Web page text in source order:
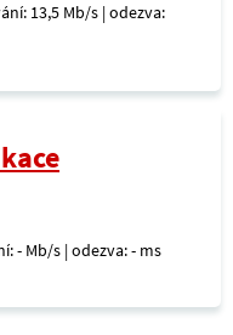
13,5 Mb/s | odezva:
- Mb/s | odezva: - ms